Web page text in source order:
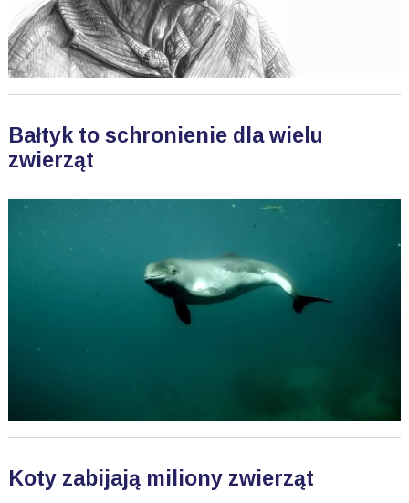
Bałtyk to schronienie dla wielu
zwierząt
Koty zabijają miliony zwierząt